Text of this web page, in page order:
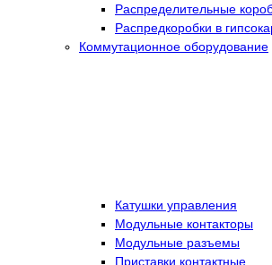
Распределительные
Распредкоробки в
Коммутационное оборудование
Катушки управления
Модульные контакторы
Модульные разъемы
Приставки контактные